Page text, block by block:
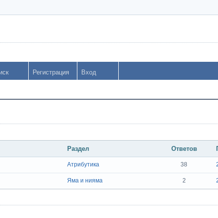
Регистрация Вход
Раздел Ответов
Атрибутика 38
Яма и нияма 2